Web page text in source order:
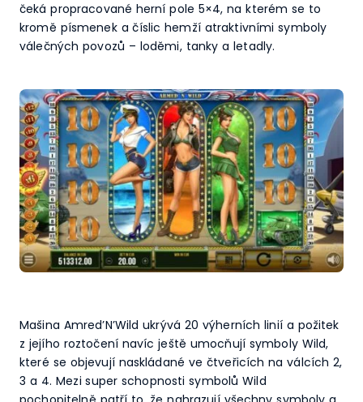
čeká propracované herní pole 5×4, na kterém se to
kromě písmenek a číslic hemží atraktivními symboly
válečných povozů – loděmi, tanky a letadly.
Mašina Amred’N’Wild ukrývá 20 výherních linií a požitek
z jejího roztočení navíc ještě umocňují symboly Wild,
které se objevují naskládané ve čtveřicích na válcích 2,
3 a 4. Mezi super schopnosti symbolů Wild